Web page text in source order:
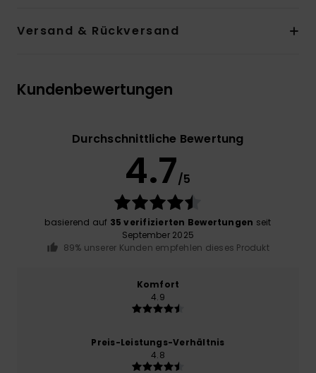
Versand & Rückversand
Kundenbewertungen
Durchschnittliche Bewertung
4.7/5
basierend auf 35 verifizierten Bewertungen seit
September 2025
89% unserer Kunden empfehlen dieses Produkt
Komfort
4.9
Preis-Leistungs-Verhältnis
4.8